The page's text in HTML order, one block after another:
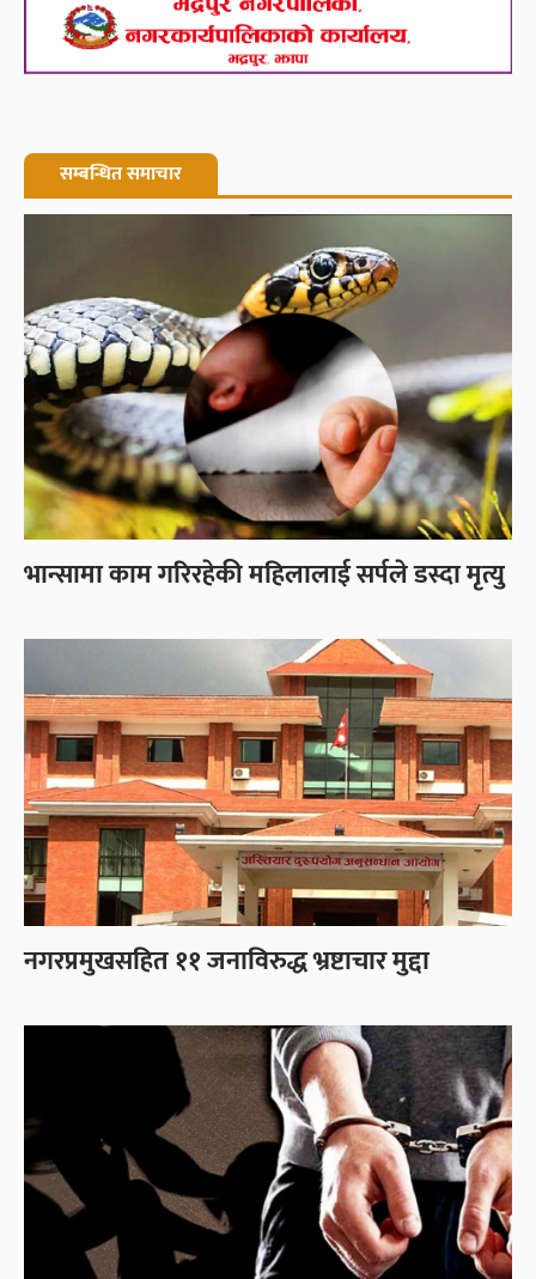
सम्बन्धित समाचार
भान्सामा काम गरिरहेकी महिलालाई सर्पले डस्दा मृत्यु
नगरप्रमुखसहित ११ जनाविरुद्ध भ्रष्टाचार मुद्दा